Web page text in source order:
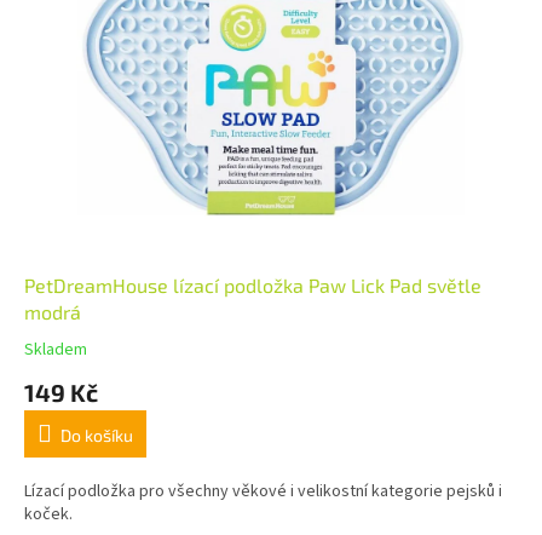
PetDreamHouse lízací podložka Paw Lick Pad světle
modrá
Skladem
149 Kč
Do košíku
Lízací podložka pro všechny věkové i velikostní kategorie pejsků i
koček.